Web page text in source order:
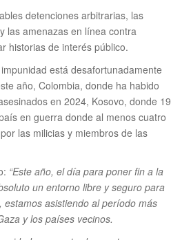
detenciones arbitrarias, las
las amenazas en línea contra
historias de interés público.
está desafortunadamente
año, Colombia, donde ha habido
en 2024, Kosovo, donde 19
en guerra donde al menos cuatro
las milicias y miembros de las
“Este año, el día para poner fin a la
un entorno libre y seguro para
asistiendo al período más
y los países vecinos.